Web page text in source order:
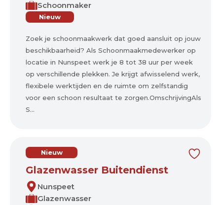
Schoonmaker
Nieuw
Zoek je schoonmaakwerk dat goed aansluit op jouw
beschikbaarheid? Als Schoonmaakmedewerker op
locatie in Nunspeet werk je 8 tot 38 uur per week
op verschillende plekken. Je krijgt afwisselend werk,
flexibele werktijden en de ruimte om zelfstandig
voor een schoon resultaat te zorgen.OmschrijvingAls
S...
Nieuw
Glazenwasser Buitendienst
Nunspeet
Glazenwasser